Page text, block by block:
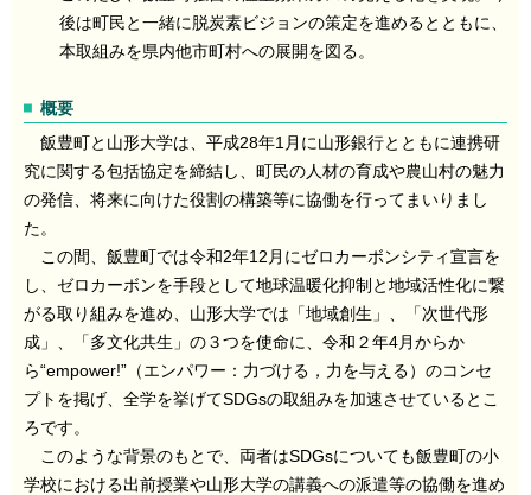
後は町民と一緒に脱炭素ビジョンの策定を進めるとともに、
本取組みを県内他市町村への展開を図る。
概要
飯豊町と山形大学は、平成28年1月に山形銀行とともに連携研
究に関する包括協定を締結し、町民の人材の育成や農山村の魅力
の発信、将来に向けた役割の構築等に協働を行ってまいりまし
た。
この間、飯豊町では令和2年12月にゼロカーボンシティ宣言を
し、ゼロカーボンを手段として地球温暖化抑制と地域活性化に繋
がる取り組みを進め、山形大学では「地域創生」、「次世代形
成」、「多文化共生」の３つを使命に、令和２年4月からか
ら“empower!”（エンパワー：力づける，力を与える）のコンセ
プトを掲げ、全学を挙げてSDGsの取組みを加速させているとこ
ろです。
このような背景のもとで、両者はSDGsについても飯豊町の小
学校における出前授業や山形大学の講義への派遣等の協働を進め